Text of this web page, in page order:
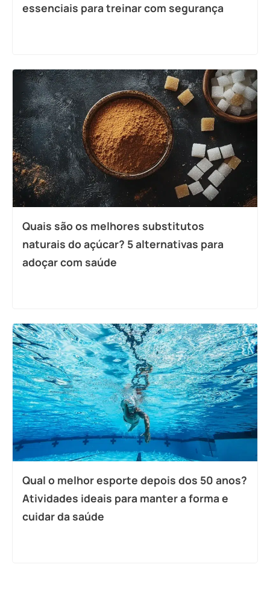
essenciais para treinar com segurança
Quais são os melhores substitutos
naturais do açúcar? 5 alternativas para
adoçar com saúde
Qual o melhor esporte depois dos 50 anos?
Atividades ideais para manter a forma e
cuidar da saúde